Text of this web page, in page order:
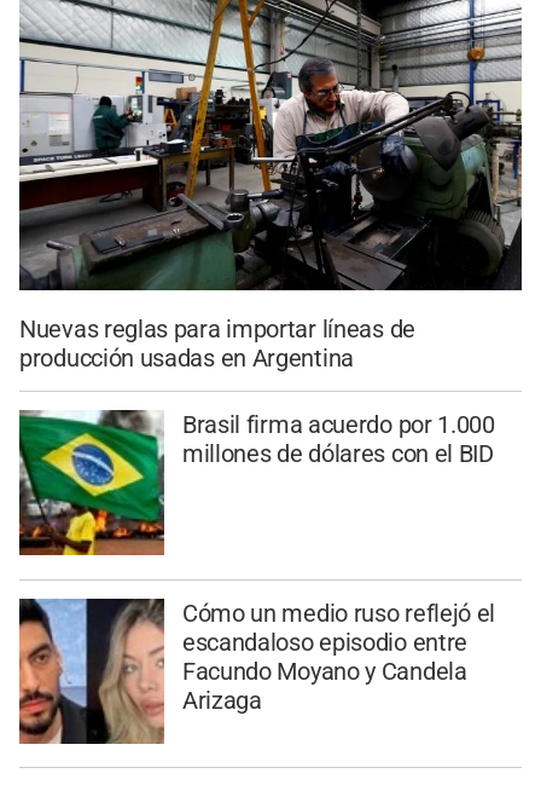
Nuevas reglas para importar líneas de
producción usadas en Argentina
Brasil firma acuerdo por 1.000
millones de dólares con el BID
Cómo un medio ruso reflejó el
escandaloso episodio entre
Facundo Moyano y Candela
Arizaga